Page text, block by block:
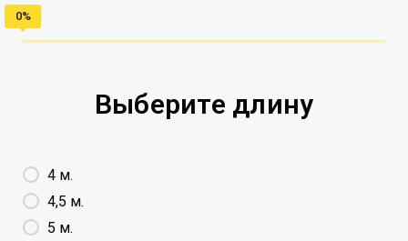
Выберите длину
4 м.
4,5 м.
5 м.